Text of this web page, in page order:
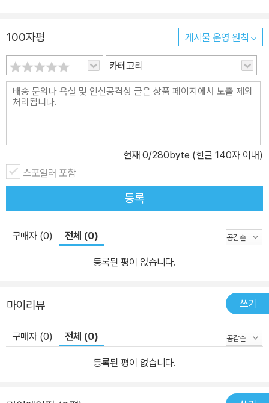
100자평 게시물 운영 원칙
카테고리
현재 0/280byte (한글 140자 이내)
스포일러 포함
등록
구매자 (0) 전체 (0)
등록된 평이 없습니다.
마이리뷰 쓰기
구매자 (0) 전체 (0)
등록된 평이 없습니다.